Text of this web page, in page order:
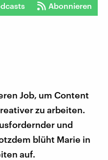
Abonnieren
Job, um Content
zu arbeiten.
und
blüht Marie in
auf.